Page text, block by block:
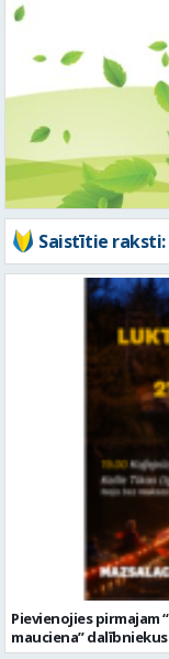
Saistītie raksti:
Pievienojies pirmajam
mauciena”